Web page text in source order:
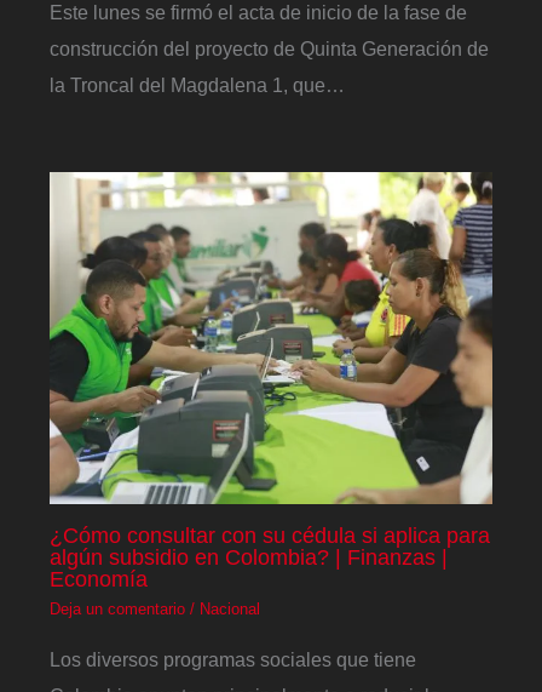
Este lunes se firmó el acta de inicio de la fase de
construcción del proyecto de Quinta Generación de
la Troncal del Magdalena 1, que…
¿Cómo consultar con su cédula si aplica para
algún subsidio en Colombia? | Finanzas |
Economía
Deja un comentario / Nacional
Los diversos programas sociales que tiene